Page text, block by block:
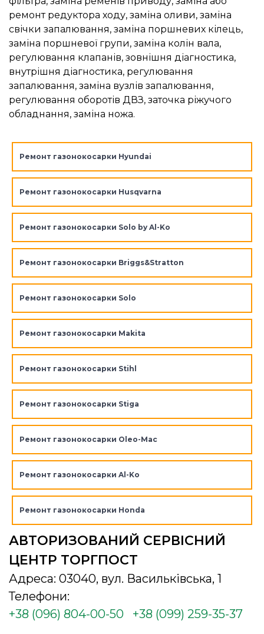
ремонт редуктора ходу, заміна оливи, заміна
свічки запалювання, заміна поршневих кілець,
заміна поршневої групи, заміна колін вала,
регулювання клапанів, зовнішня діагностика,
внутрішня діагностика, регулювання
запалювання, заміна вузлів запалювання,
регулювання оборотів ДВЗ, заточка ріжучого
обладнання, заміна ножа.
Ремонт газонокосарки Hyundai
Ремонт газонокосарки Husqvarna
Ремонт газонокосарки Solo by Al-Ko
Ремонт газонокосарки Briggs&Stratton
Ремонт газонокосарки Solo
Ремонт газонокосарки Makita
Ремонт газонокосарки Stihl
Ремонт газонокосарки Stiga
Ремонт газонокосарки Oleo-Mac
Ремонт газонокосарки Al-Ko
Ремонт газонокосарки Honda
АВТОРИЗОВАНИЙ СЕРВІСНИЙ
ЦЕНТР ТОРГПОСТ
Адреса: 03040, вул. Васильківська, 1
Телефони:
+38 (096) 804-00-50
+38 (099) 259-35-37